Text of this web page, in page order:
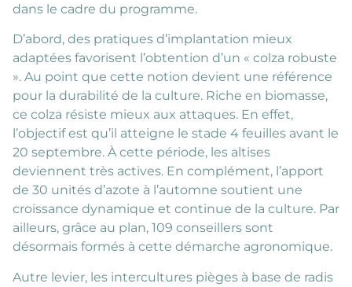
dans le cadre du programme.
D’abord, des pratiques d’implantation mieux
adaptées favorisent l’obtention d’un « colza robuste
». Au point que cette notion devient une référence
pour la durabilité de la culture. Riche en biomasse,
ce colza résiste mieux aux attaques. En effet,
l’objectif est qu’il atteigne le stade 4 feuilles avant le
20 septembre. À cette période, les altises
deviennent très actives. En complément, l’apport
de 30 unités d’azote à l’automne soutient une
croissance dynamique et continue de la culture. Par
ailleurs, grâce au plan, 109 conseillers sont
désormais formés à cette démarche agronomique.
Autre levier, les intercultures pièges à base de radis